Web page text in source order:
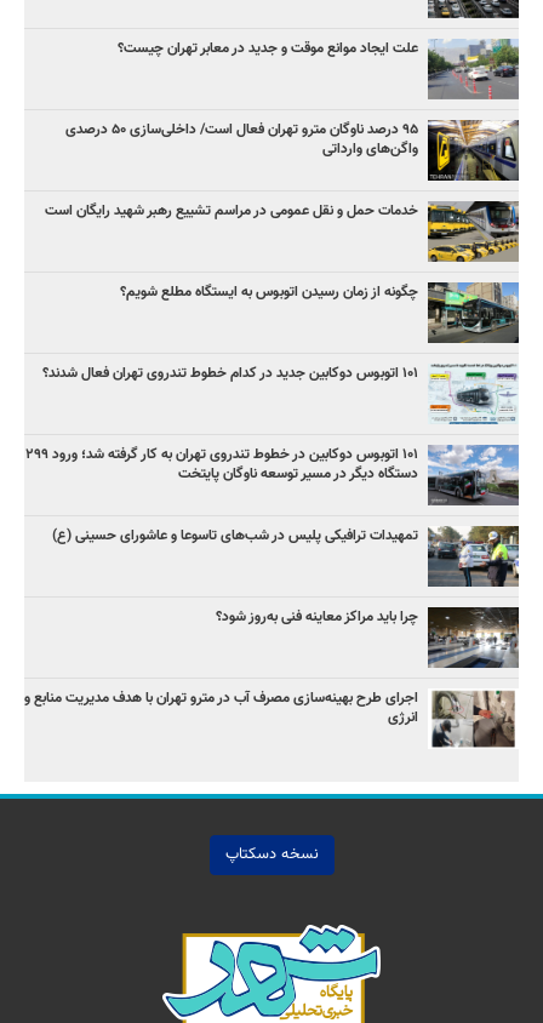
علت ایجاد موانع موقت و جدید در معابر تهران چیست؟
۹۵ درصد ناوگان مترو تهران فعال است/ داخلی‌سازی ۵۰ درصدی
واگن‌های وارداتی
خدمات حمل و نقل عمومی در مراسم تشییع رهبر شهید رایگان است
چگونه از زمان رسیدن اتوبوس به ایستگاه مطلع شویم؟
۱۰۱ اتوبوس دوکابین جدید در کدام خطوط تندروی تهران فعال شدند؟
۱۰۱ اتوبوس دوکابین در خطوط تندروی تهران به کار گرفته شد؛ ورود ۲۹۹
دستگاه دیگر در مسیر توسعه ناوگان پایتخت
تمهیدات ترافیکی پلیس در شب‌های تاسوعا و عاشورای حسینی (ع)
چرا باید مراکز معاینه فنی به‌روز شود؟
اجرای طرح بهینه‌سازی مصرف آب در مترو تهران با هدف مدیریت منابع و
انرژی
نسخه دسکتاپ